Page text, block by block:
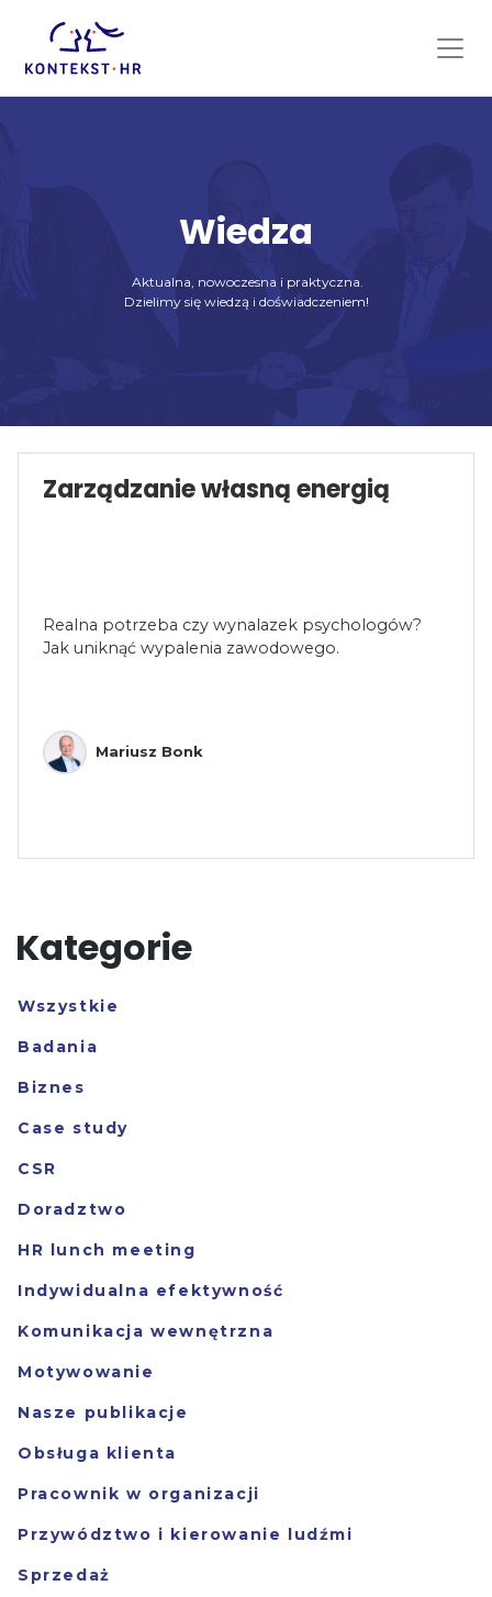
content
Wiedza
Aktualna, nowoczesna i praktyczna.
Dzielimy się wiedzą i doświadczeniem!
Zarządzanie własną energią
Realna potrzeba czy wynalazek psychologów?
Jak uniknąć wypalenia zawodowego.
Mariusz Bonk
Kategorie
Wszystkie
Badania
Biznes
Case study
CSR
Doradztwo
HR lunch meeting
Indywidualna efektywność
Komunikacja wewnętrzna
Motywowanie
Nasze publikacje
Obsługa klienta
Pracownik w organizacji
Przywództwo i kierowanie ludźmi
Sprzedaż